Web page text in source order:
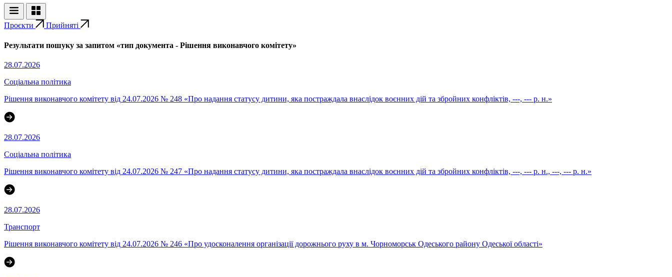
Проєкти Прийняті
Результати пошуку за запитом «тип документа - Рішення виконавчого комітету»
28.07.2026
Соціальна політика
Рішення виконавчого комітету від 24.07.2026 № 248 «Про надання статусу дитини, яка постраждала внаслідок воєнних дій та збройних конфліктів, ---, --- р. н.»
28.07.2026
Соціальна політика
Рішення виконавчого комітету від 24.07.2026 № 247 «Про надання статусу дитини, яка постраждала внаслідок воєнних дій та збройних конфліктів, ---, --- р. н., ---, --- р. н.»
28.07.2026
Транспорт
Рішення виконавчого комітету від 24.07.2026 № 246 «Про удосконалення організації дорожнього руху в м. Чорноморськ Одеського району Одеської області»